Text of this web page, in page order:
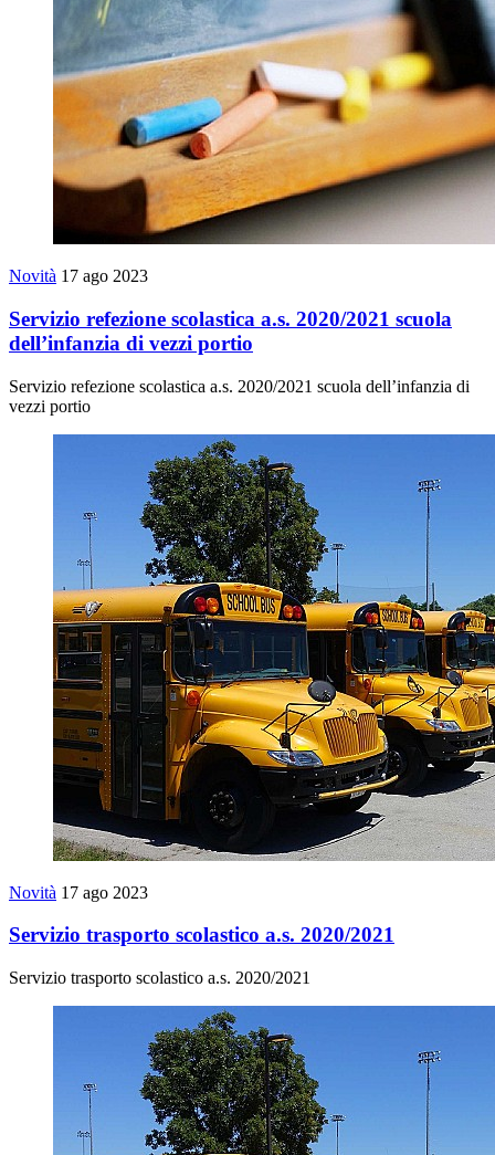
Novità 17 ago 2023
Servizio refezione scolastica a.s. 2020/2021 scuola
dell’infanzia di vezzi portio
Servizio refezione scolastica a.s. 2020/2021 scuola dell’infanzia di
vezzi portio
Novità 17 ago 2023
Servizio trasporto scolastico a.s. 2020/2021
Servizio trasporto scolastico a.s. 2020/2021